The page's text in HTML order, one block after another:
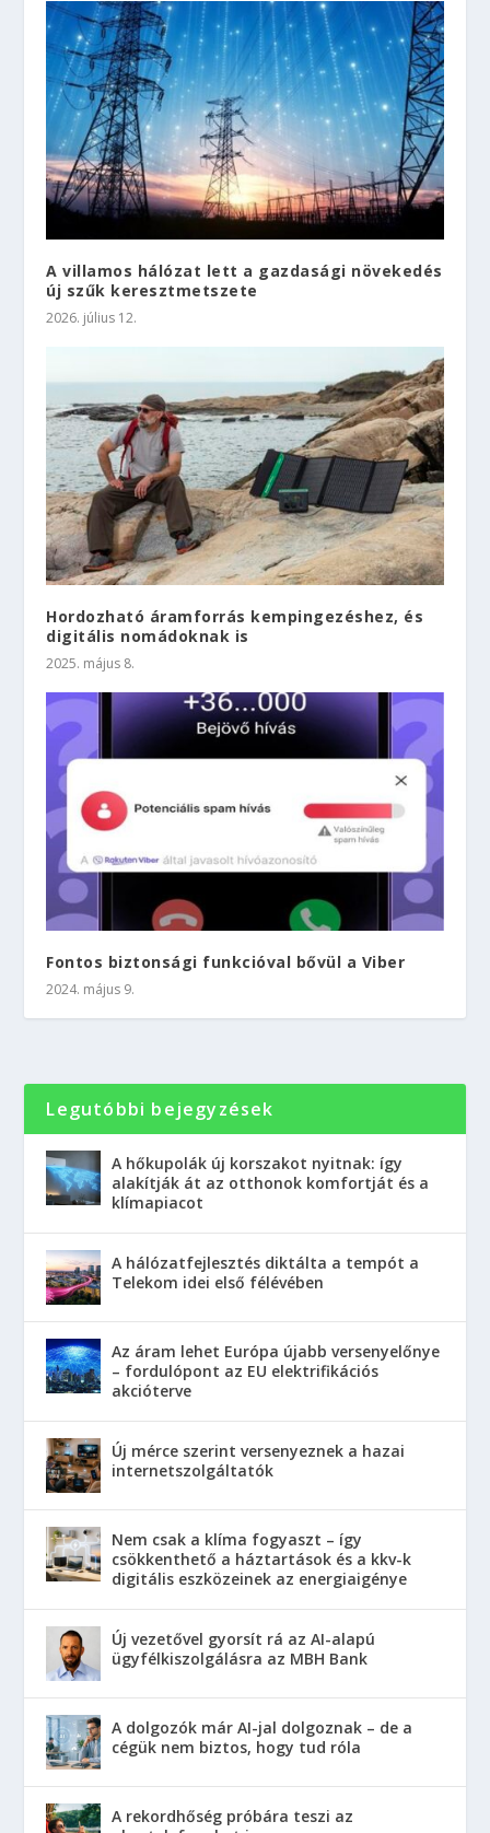
A villamos hálózat lett a gazdasági növekedés
új szűk keresztmetszete
2026. július 12.
Hordozható áramforrás kempingezéshez, és
digitális nomádoknak is
2025. május 8.
Fontos biztonsági funkcióval bővül a Viber
2024. május 9.
Legutóbbi bejegyzések
A hőkupolák új korszakot nyitnak: így
alakítják át az otthonok komfortját és a
klímapiacot
A hálózatfejlesztés diktálta a tempót a
Telekom idei első félévében
Az áram lehet Európa újabb versenyelőnye
– fordulópont az EU elektrifikációs
akcióterve
Új mérce szerint versenyeznek a hazai
internetszolgáltatók
Nem csak a klíma fogyaszt – így
csökkenthető a háztartások és a kkv-k
digitális eszközeinek az energiaigénye
Új vezetővel gyorsít rá az AI-alapú
ügyfélkiszolgálásra az MBH Bank
A dolgozók már AI-jal dolgoznak – de a
cégük nem biztos, hogy tud róla
A rekordhőség próbára teszi az